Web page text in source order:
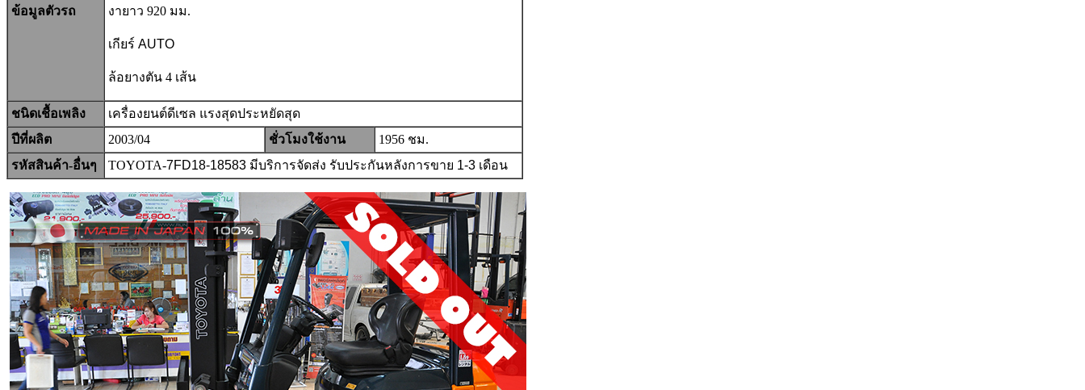
ข้อมูลตัวรถ งายาว 920 มม.
เกียร์ AUTO
ล้อยางตัน 4 เส้น
ชนิดเชื้อเพลิง เครื่องยนต์ดีเซล แรงสุดประหยัดสุด
ปีที่ผลิต
2003/04 ชั่วโมงใช้งาน
1956 ชม.
รหัสสินค้า-อื่นๆ
TOYOTA-7FD18-18583 มีบริการจัดส่ง รับประกันหลังการขาย 1-3 เดือน